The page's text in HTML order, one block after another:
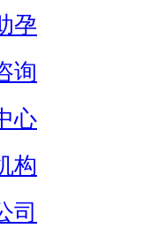
孕
询
心
构
司